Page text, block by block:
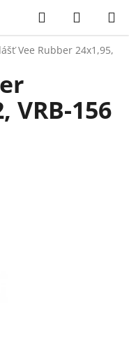
Hledat
KOŠÍK
Vee Rubber 24x1,95,
VRB-156